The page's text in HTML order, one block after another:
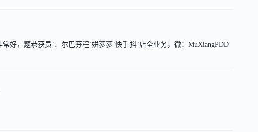
好，题恭获员`、尔巴芬程`姘茤茤`快手抖`店全业务，微：MuXiangPDD